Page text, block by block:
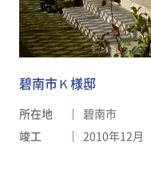
碧南市Ｋ様邸
所在地
碧南市
竣工
2010年12月